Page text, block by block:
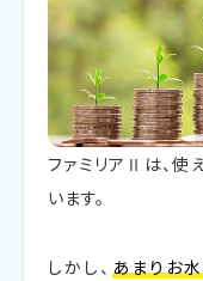
ファミリアⅡは、使
います。
しかし、 あまりお